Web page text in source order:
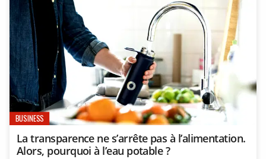
BUSINESS
La transparence ne s’arrête pas à l’alimentation.
Alors, pourquoi à l’eau potable ?